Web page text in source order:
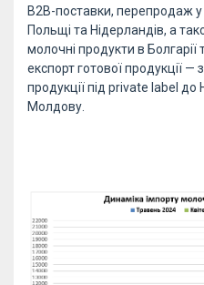
B2B-поставки, перепродаж у
Польщі та Нідерландів, а
молочні продукти в Болгарії
експорт готової продукції —
продукції під private label
Молдову.